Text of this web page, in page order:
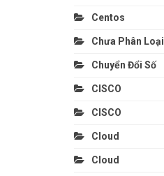
Centos
Chưa Phân Loại
Chuyển Đổi Số
CISCO
CISCO
Cloud
Cloud